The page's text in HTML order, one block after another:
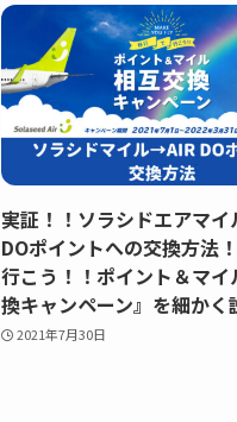
実証！！ソラシドエアマイ
DOポイントへの交換方法
行こう！！ポイント＆マイ
換キャンペーン』を細かく
2021年7月30日